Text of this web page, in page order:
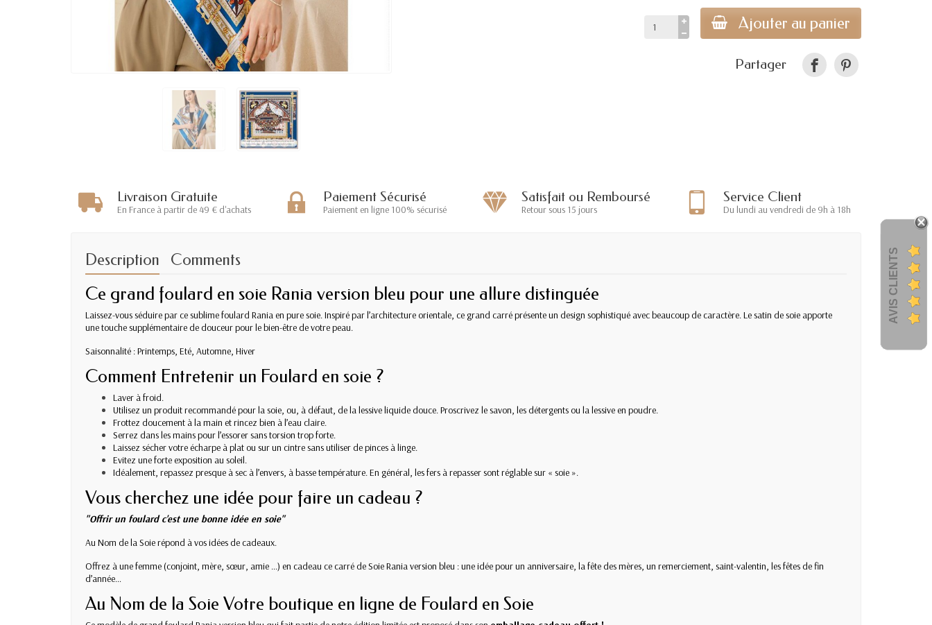
Ajouter au panier
Partager
Livraison Gratuite
En France à partir de 49 € d'achats
Paiement Sécurisé
Paiement en ligne 100% sécurisé
Satisfait ou Remboursé
Retour sous 15 jours
Service Client
Du lundi au vendredi de 9h à 18h
Description Comments
Ce grand foulard en soie Rania version bleu pour une allure distinguée
Laissez-vous séduire par ce sublime foulard Rania en pure soie. Inspiré par l’architecture orientale, ce grand carré présente un design sophistiqué avec beaucoup de caractère. Le satin de soie apporte
une touche supplémentaire de douceur pour le bien-être de votre peau.
Saisonnalité : Printemps, Eté, Automne, Hiver
Comment Entretenir un Foulard en soie ?
Laver à froid.
Utilisez un produit recommandé pour la soie, ou, à défaut, de la lessive liquide douce. Proscrivez le savon, les détergents ou la lessive en poudre.
Frottez doucement à la main et rincez bien à l’eau claire.
Serrez dans les mains pour l’essorer sans torsion trop forte.
Laissez sécher votre écharpe à plat ou sur un cintre sans utiliser de pinces à linge.
Evitez une forte exposition au soleil.
Idéalement, repassez presque à sec à l’envers, à basse température. En général, les fers à repasser sont réglable sur « soie ».
Vous cherchez une idée pour faire un cadeau ?
"Offrir un foulard c'est une bonne idée en soie"
Au Nom de la Soie répond à vos idées de cadeaux.
Offrez à une femme (conjoint, mère, sœur, amie …) en cadeau ce carré de Soie Rania version bleu : une idée pour un anniversaire, la fête des mères, un remerciement, saint-valentin, les fêtes de fin
d’année…
Au Nom de la Soie Votre boutique en ligne de Foulard en Soie
AVIS CLIENTS